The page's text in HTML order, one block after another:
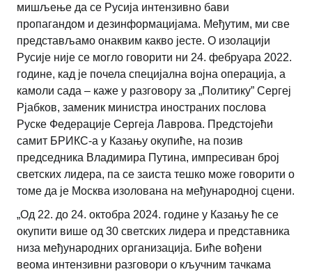
мишљење да се Русија интензивно бави
пропагандом и дезинформацијама. Међутим, ми све
представљамо онаквим какво јесте. О изолацији
Русије није се могло говорити ни 24. фебруара 2022.
године, кад је почела специјална војна операција, а
камоли сада – каже у разговору за „Политику” Сергеј
Рјабков, заменик министра иностраних послова
Руске Федерације Сергеја Лаврова. Предстојећи
самит БРИКС-а у Казању окупиће, на позив
председника Владимира Путина, импресиван број
светских лидера, па се заиста тешко може говорити о
томе да је Москва изолована на међународној сцени.
„Од 22. до 24. октобра 2024. године у Казању ће се
окупити више од 30 светских лидера и представника
низа међународних организација. Биће вођени
веома интензивни разговори о кључним тачкама